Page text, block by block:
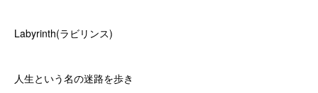
Labyrinth(ラビリンス)
人生という名の迷路を歩き